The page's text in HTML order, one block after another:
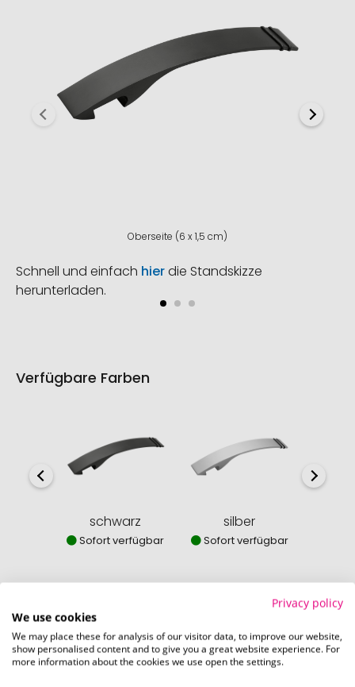
Oberseite (6 x 1,5 cm)
Schnell und einfach hierdie Standskizze
herunterladen.
Verfügbare Farben
schwarz
Sofort verfügbar
silber
Sofort verfügbar
So einfach bestellen Sie Ihre Werbeartikel bei
Promostore
Privacy policy
We use cookies
We may place these for analysis of our visitor data, to improve our website,
show personalised content and to give you a great website experience. For
more information about the cookies we use open the settings.